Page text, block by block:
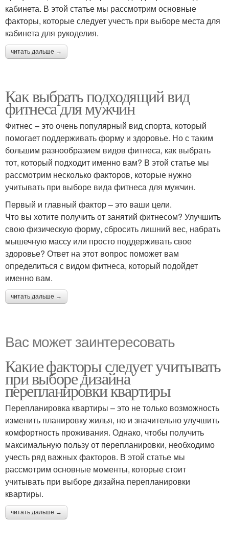
кабинета. В этой статье мы рассмотрим основные
факторы, которые следует учесть при выборе места для
кабинета для рукоделия.
читать дальше →
Как выбрать подходящий вид
фитнеса для мужчин
Фитнес – это очень популярный вид спорта, который
помогает поддерживать форму и здоровье. Но с таким
большим разнообразием видов фитнеса, как выбрать
тот, который подходит именно вам? В этой статье мы
рассмотрим несколько факторов, которые нужно
учитывать при выборе вида фитнеса для мужчин.
Первый и главный фактор – это ваши цели.
Что вы хотите получить от занятий фитнесом? Улучшить
свою физическую форму, сбросить лишний вес, набрать
мышечную массу или просто поддерживать свое
здоровье? Ответ на этот вопрос поможет вам
определиться с видом фитнеса, который подойдет
именно вам.
читать дальше →
Вас может заинтересовать
Какие факторы следует учитывать
при выборе дизайна
перепланировки квартиры
Перепланировка квартиры – это не только возможность
изменить планировку жилья, но и значительно улучшить
комфортность проживания. Однако, чтобы получить
максимальную пользу от перепланировки, необходимо
учесть ряд важных факторов. В этой статье мы
рассмотрим основные моменты, которые стоит
учитывать при выборе дизайна перепланировки
квартиры.
читать дальше →